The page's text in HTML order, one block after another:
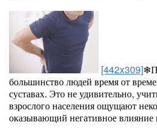
[442x309]
большинство людей время от
суставах. Это не удивительно,
взрослого населения ощущают
оказывающий негативное влияние